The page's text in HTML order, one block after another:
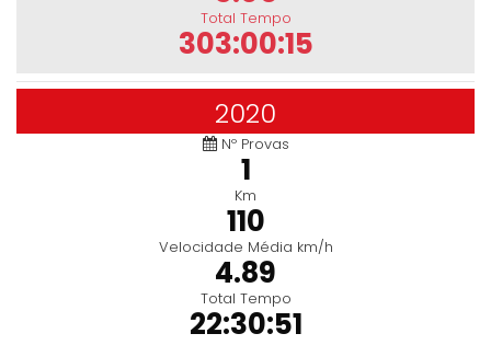
Total Tempo
303:00:15
2020
Nº Provas
1
Km
110
Velocidade Média km/h
4.89
Total Tempo
22:30:51